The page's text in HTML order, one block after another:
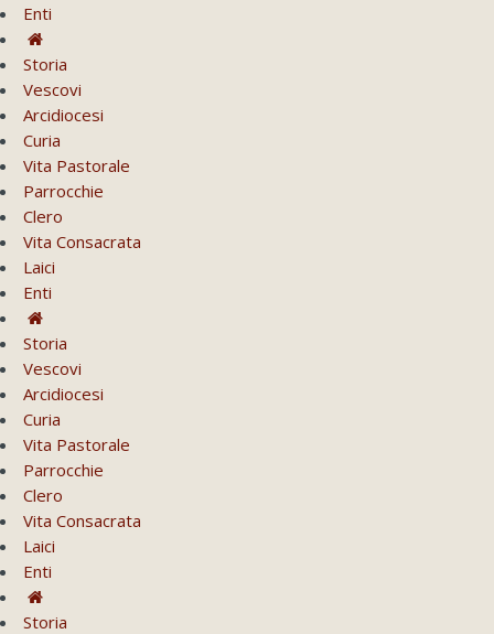
Enti
Storia
Vescovi
Arcidiocesi
Curia
Vita Pastorale
Parrocchie
Clero
Vita Consacrata
Laici
Enti
Storia
Vescovi
Arcidiocesi
Curia
Vita Pastorale
Parrocchie
Clero
Vita Consacrata
Laici
Enti
Storia